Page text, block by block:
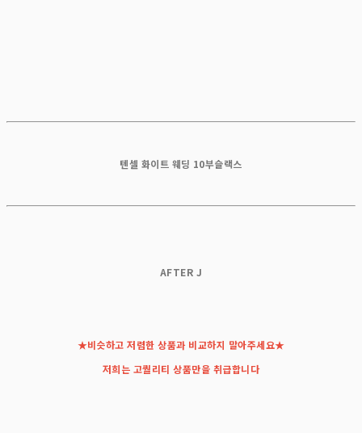
텐셀 화이트 웨딩 10부슬랙스
AFTER J
★비슷하고 저렴한 상품과 비교하지 말아주세요★
저희는 고퀄리티 상품만을 취급합니다